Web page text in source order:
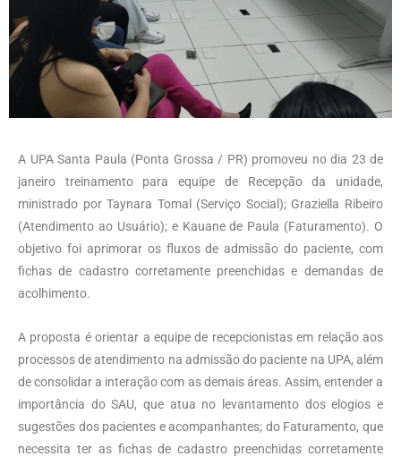
A UPA Santa Paula (Ponta Grossa / PR) promoveu no dia 23 de
janeiro treinamento para equipe de Recepção da unidade,
ministrado por Taynara Tomal (Serviço Social); Graziella Ribeiro
(Atendimento ao Usuário); e Kauane de Paula (Faturamento). O
objetivo foi aprimorar os fluxos de admissão do paciente, com
fichas de cadastro corretamente preenchidas e demandas de
acolhimento.
A proposta é orientar a equipe de recepcionistas em relação aos
processos de atendimento na admissão do paciente na UPA, além
de consolidar a interação com as demais áreas. Assim, entender a
importância do SAU, que atua no levantamento dos elogios e
sugestões dos pacientes e acompanhantes; do Faturamento, que
necessita ter as fichas de cadastro preenchidas corretamente